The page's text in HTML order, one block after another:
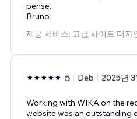
pense.
Bruno
제공 서비스: 고급 사이트 디자
5 Deb 2025년 3
Working with WIKA on the
website was an outstanding